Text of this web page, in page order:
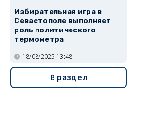
Избирательная игра в
Севастополе выполняет
роль политического
термометра
18/08/2025 13:48
В раздел